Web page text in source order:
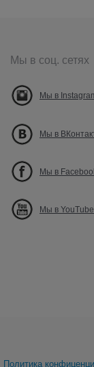
Мы в соц. сетях
Мы в
Мы в
Мы в
Мы в YouTube
Политика